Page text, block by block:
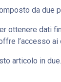
da due
ottenere dati
l’accesso ai
articolo in